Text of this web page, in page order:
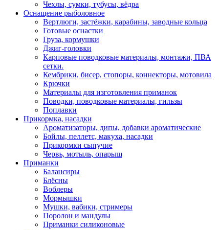
Чехлы, сумки, тубусы, вёдра
Оснащение рыболовное
Вертлюги, застёжки, карабины, заводные кольца
Готовые оснастки
Груза, кормушки
Джиг-головки
Карповые поводковые материалы, монтажи, ПВА
сетки.
Кембрики, бисер, стопоры, коннекторы, мотовила
Крючки
Материалы для изготовления приманок
Поводки, поводковые материалы, гильзы
Поплавки
Прикормка, насадки
Ароматизаторы, дипы, добавки ароматические
Бойлы, пеллетс, макуха, насадки
Прикормки сыпучие
Червь, мотыль, опарыш
Приманки
Балансиры
Блёсны
Воблеры
Мормышки
Мушки, вабики, стримеры
Поролон и мандулы
Приманки силиконовые